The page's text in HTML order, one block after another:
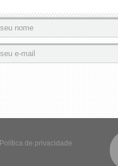
Política de privacidade